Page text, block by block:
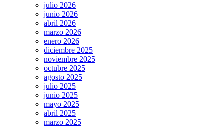
julio 2026
junio 2026
abril 2026
marzo 2026
enero 2026
diciembre 2025
noviembre 2025
octubre 2025
agosto 2025
julio 2025
junio 2025
mayo 2025
abril 2025
marzo 2025